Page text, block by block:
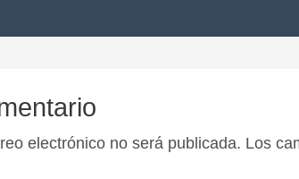
electrónico no será publicada. Los